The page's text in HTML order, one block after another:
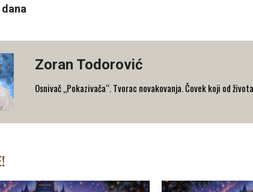
Zoran Todorović
Osnivač „Pokazivača“. Tvorac novakovanja. Čovek koji od